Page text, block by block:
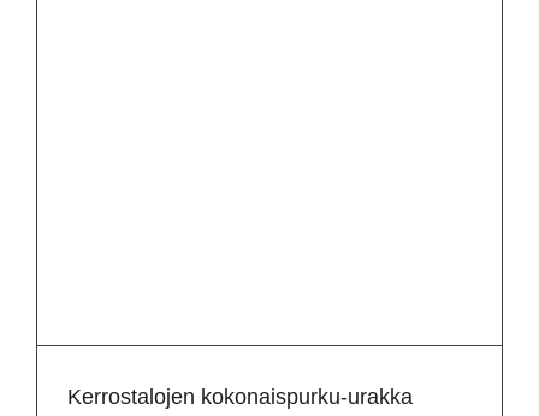
Kerrostalojen kokonaispurku-urakka